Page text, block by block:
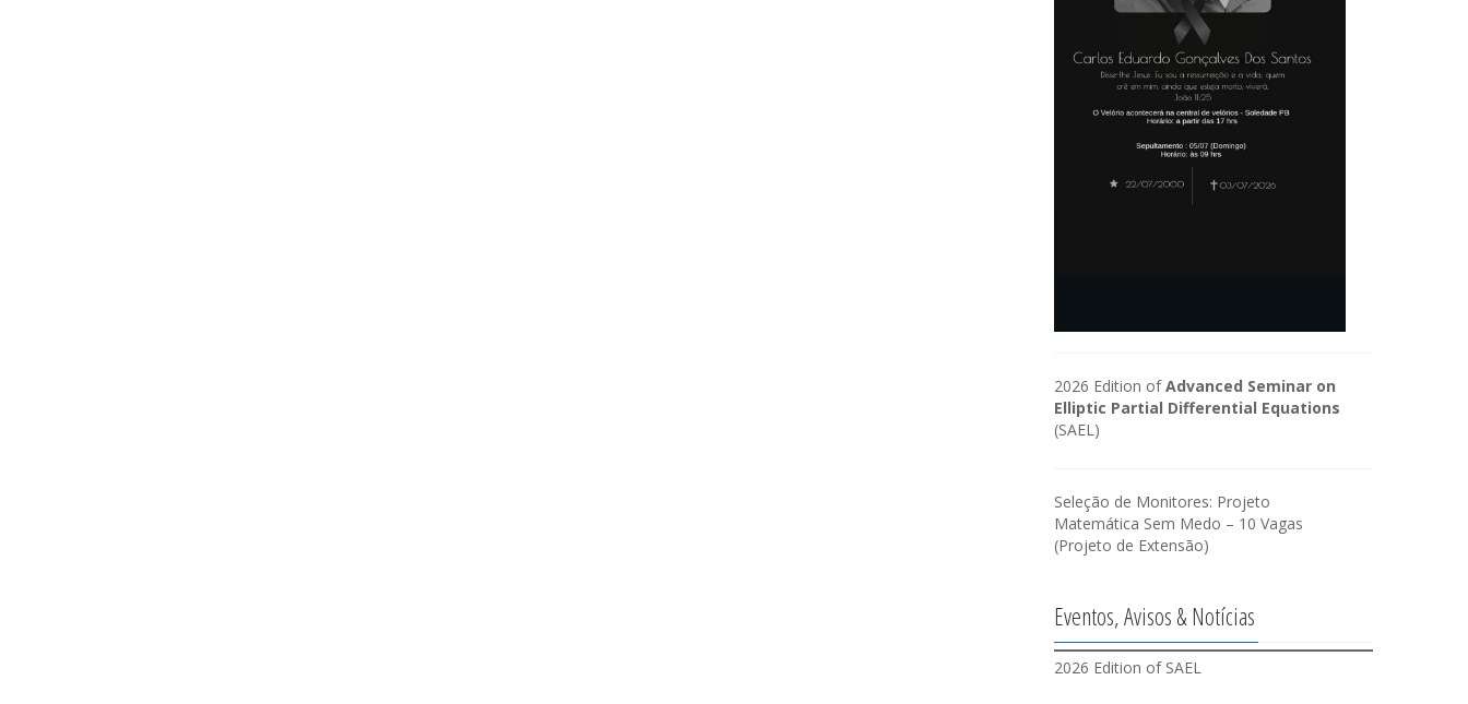
2026 Edition ofAdvanced Seminar on
Elliptic Partial Differential Equations
(SAEL)
Seleção de Monitores: Projeto
Matemática Sem Medo – 10 Vagas
(Projeto de Extensão)
Eventos, Avisos & Notícias
2026 Edition of SAEL